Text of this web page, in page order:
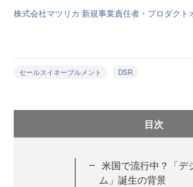
株式会社マツリカ 新規事業責任者・プロダクト
セールスイネーブルメント DSR
目次
米国で流行中？「デ
ム」誕生の背景